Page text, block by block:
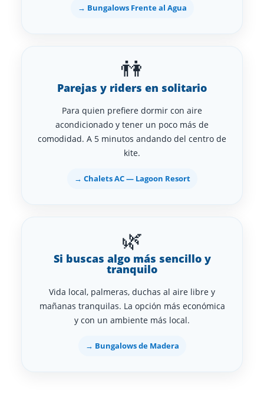
→ Bungalows Frente al Agua
👫
Parejas y riders en solitario
Para quien prefiere dormir con aire
acondicionado y tener un poco más de
comodidad. A 5 minutos andando del centro de
kite.
→ Chalets AC — Lagoon Resort
🌿
Si buscas algo más sencillo y
tranquilo
Vida local, palmeras, duchas al aire libre y
mañanas tranquilas. La opción más económica
y con un ambiente más local.
→ Bungalows de Madera